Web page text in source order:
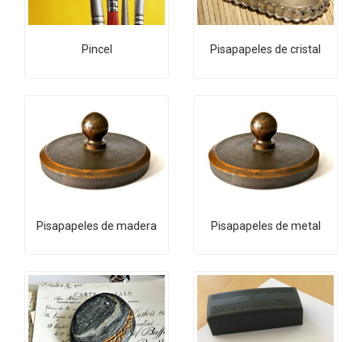
Pincel Pisapapeles de cristal
Pisapapeles de madera Pisapapeles de metal